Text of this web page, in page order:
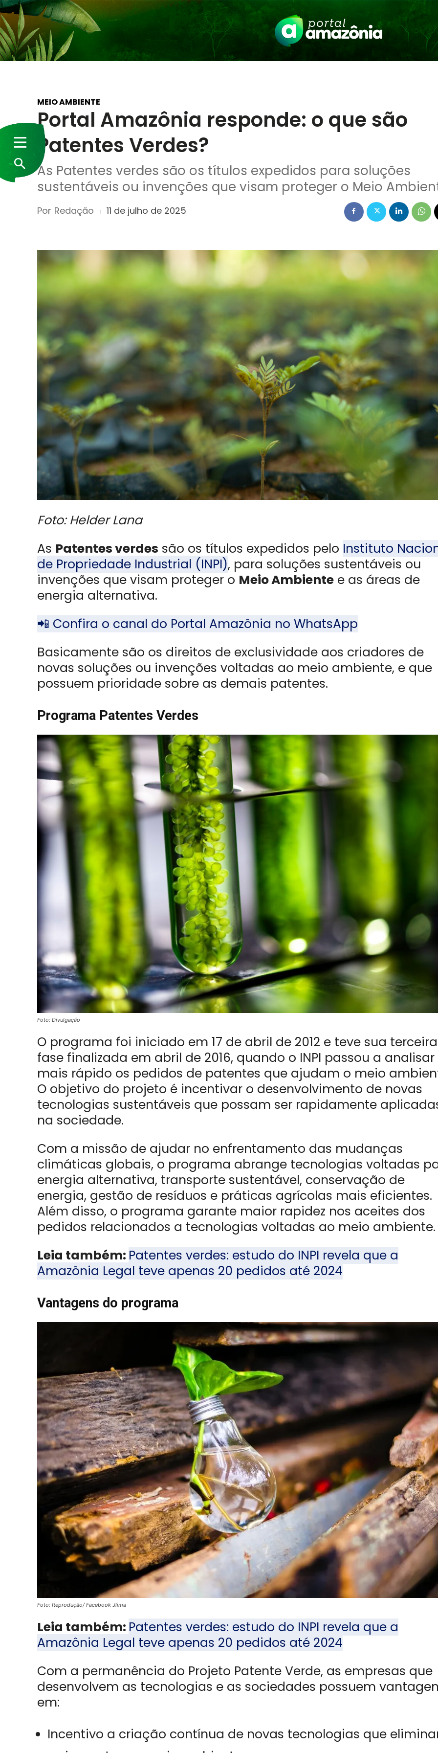
MEIO AMBIENTE
Portal Amazônia responde: o que são
Patentes Verdes?
As Patentes verdes são os títulos expedidos para soluções
sustentáveis ou invenções que visam proteger o Meio
Por Redação 11 de julho de 2025
Foto: Helder Lana
As Patentes verdes são os títulos expedidos pelo Instituto
de Propriedade Industrial (INPI), para soluções sustentáveis ou
invenções que visam proteger o Meio Ambiente e as áreas de
energia alternativa.
📲 Confira o canal do Portal Amazônia no WhatsApp
Basicamente são os direitos de exclusividade aos criadores de
novas soluções ou invenções voltadas ao meio ambiente, e que
possuem prioridade sobre as demais patentes.
Programa Patentes Verdes
Foto: Divulgação
O programa foi iniciado em 17 de abril de 2012 e teve sua terceira
fase finalizada em abril de 2016, quando o INPI passou a analisar
mais rápido os pedidos de patentes que ajudam o meio
O objetivo do projeto é incentivar o desenvolvimento de novas
tecnologias sustentáveis que possam ser rapidamente
na sociedade.
Com a missão de ajudar no enfrentamento das mudanças
climáticas globais, o programa abrange tecnologias voltadas
energia alternativa, transporte sustentável, conservação de
energia, gestão de resíduos e práticas agrícolas mais eficientes.
Além disso, o programa garante maior rapidez nos aceites dos
pedidos relacionados a tecnologias voltadas ao meio ambiente.
Leia também: Patentes verdes: estudo do INPI revela que a
Amazônia Legal teve apenas 20 pedidos até 2024
Vantagens do programa
Foto: Reprodução/ Facebook Jlima
Leia também: Patentes verdes: estudo do INPI revela que a
Amazônia Legal teve apenas 20 pedidos até 2024
Com a permanência do Projeto Patente Verde, as empresas que
desenvolvem as tecnologias e as sociedades possuem
em:
Incentivo a criação contínua de novas tecnologias que